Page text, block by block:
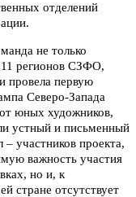
отделений
не только
11 регионов СЗФО,
провела первую
Северо-Запада
юных художников,
устный и письменный
участников проекта,
важность участия
но и, к
стране отсутствует